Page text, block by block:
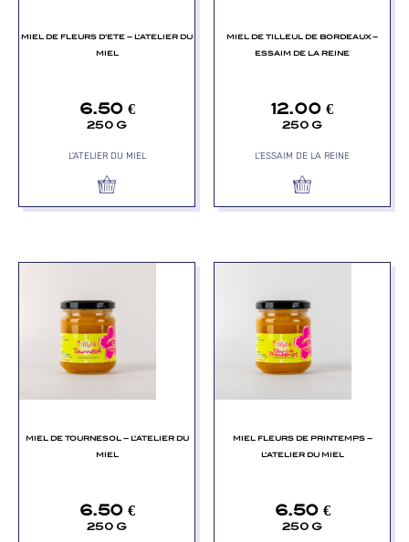
MIEL DE FLEURS D’ETE – L’ATELIER DU
MIEL
6.50 €
250 G
L'ATELIER DU MIEL
MIEL DE TILLEUL DE BORDEAUX –
ESSAIM DE LA REINE
12.00 €
250 G
L'ESSAIM DE LA REINE
MIEL DE TOURNESOL – L’ATELIER DU
MIEL
6.50 €
250 G
MIEL FLEURS DE PRINTEMPS –
L’ATELIER DU MIEL
6.50 €
250 G